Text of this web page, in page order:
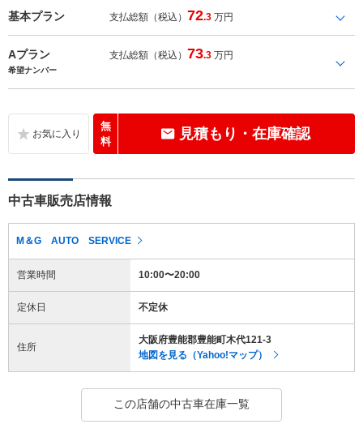
基本プラン 支払総額（税込） 72.3 万円
Aプラン 支払総額（税込） 73.3 万円
希望ナンバー
無
料
見積もり・在庫確認
中古車販売店情報
M＆G AUTO SERVICE
営業時間 10:00〜20:00
定休日 不定休
住所
大阪府豊能郡豊能町木代121-3
地図を見る（Yahoo!マップ）
この店舗の中古車在庫一覧